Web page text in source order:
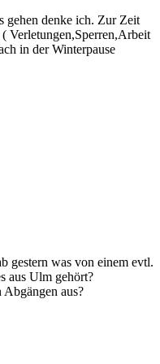
gehen denke ich. Zur Zeit
Verletungen,Sperren,Arbeit
in der Winterpause
gestern was von einem evtl.
aus Ulm gehört?
aus?